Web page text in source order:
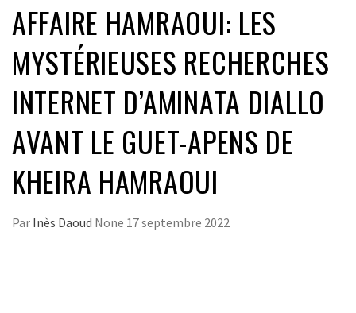
AFFAIRE HAMRAOUI: LES
MYSTÉRIEUSES RECHERCHES
INTERNET D’AMINATA DIALLO
AVANT LE GUET-APENS DE
KHEIRA HAMRAOUI
Par Inès Daoud None 17 septembre 2022